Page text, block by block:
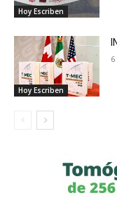
Hoy Escriben
Hoy Escriben